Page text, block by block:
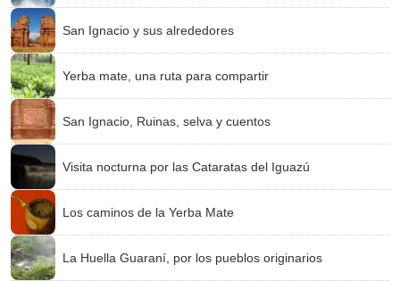
San Ignacio y sus alrededores
Yerba mate, una ruta para compartir
San Ignacio, Ruinas, selva y cuentos
Visita nocturna por las Cataratas del Iguazú
Los caminos de la Yerba Mate
La Huella Guaraní, por los pueblos originarios